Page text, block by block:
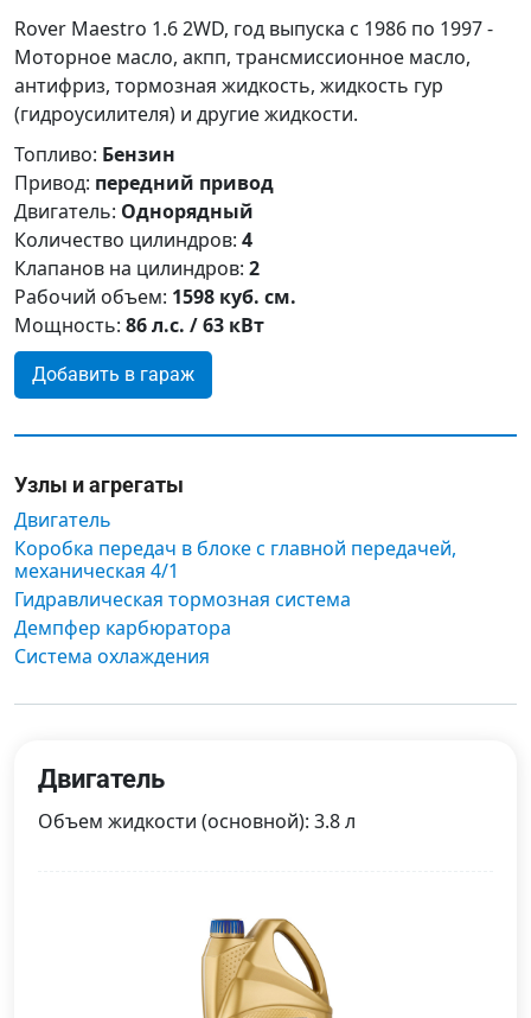
Rover Maestro 1.6 2WD, год выпуска с 1986 по 1997 -
Моторное масло, акпп, трансмиссионное масло,
антифриз, тормозная жидкость, жидкость гур
(гидроусилителя) и другие жидкости.
Топливо: Бензин
Привод: передний привод
Двигатель: Однорядный
Количество цилиндров: 4
Клапанов на цилиндров: 2
Рабочий объем: 1598 куб. см.
Мощность: 86 л.с. / 63 кВт
Добавить в гараж
Узлы и агрегаты
Двигатель
Коробка передач в блоке с главной передачей,
механическая 4/1
Гидравлическая тормозная система
Демпфер карбюратора
Система охлаждения
Двигатель
Объем жидкости (основной): 3.8 л